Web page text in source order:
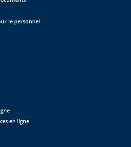
le personnel
en ligne